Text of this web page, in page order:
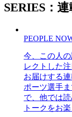
SERIES：連
PEOPLE
今、この人
レクトした
お届けする
ポーツ選手
で、他では
トークをお